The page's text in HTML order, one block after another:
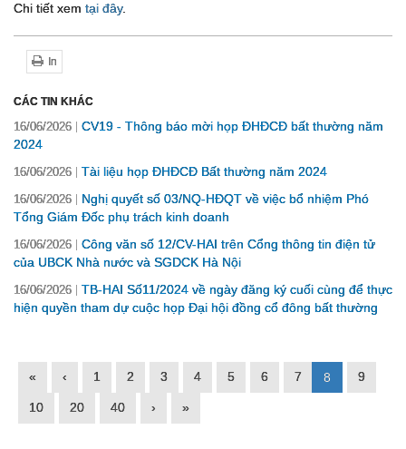
Chi tiết xem tại đây.
In
CÁC TIN KHÁC
16/06/2026
CV19 - Thông báo mời họp ĐHĐCĐ bất thường năm
2024
16/06/2026 Tài liệu họp ĐHĐCĐ Bất thường năm 2024
16/06/2026
Nghị quyết số 03/NQ-HĐQT về việc bổ nhiệm Phó
Tổng Giám Đốc phụ trách kinh doanh
16/06/2026
Công văn số 12/CV-HAI trên Cổng thông tin điện tử
của UBCK Nhà nước và SGDCK Hà Nội
16/06/2026
TB-HAI Số11/2024 về ngày đăng ký cuối cùng để thực
hiện quyền tham dự cuộc họp Đại hội đồng cổ đông bất thường
« ‹ 1 2 3 4 5 6 7 8 9
10 20 40 › »